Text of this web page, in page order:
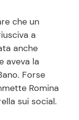
che un
a
anche
aveva la
Forse
Romina
sui social.